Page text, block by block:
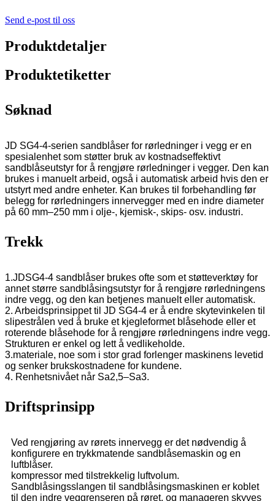
Send e-post til oss
Produktdetaljer
Produktetiketter
Søknad
JD SG4-4-serien sandblåser for rørledninger i vegg er en
spesialenhet som støtter bruk av kostnadseffektivt
sandblåseutstyr for å rengjøre rørledninger i vegger. Den kan
brukes i manuelt arbeid, også i automatisk arbeid hvis den er
utstyrt med andre enheter. Kan brukes til forbehandling før
belegg for rørledningers innervegger med en indre diameter
på 60 mm–250 mm i olje-, kjemisk-, skips- osv. industri.
Trekk
1.JDSG4-4 sandblåser brukes ofte som et støtteverktøy for
annet større sandblåsingsutstyr for å rengjøre rørledningens
indre vegg, og den kan betjenes manuelt eller automatisk.
2. Arbeidsprinsippet til JD SG4-4 er å endre skytevinkelen til
slipestrålen ved å bruke et kjegleformet blåsehode eller et
roterende blåsehode for å rengjøre rørledningens indre vegg.
Strukturen er enkel og lett å vedlikeholde.
3.materiale, noe som i stor grad forlenger maskinens levetid
og senker brukskostnadene for kundene.
4. Renhetsnivået når Sa2,5–Sa3.
Driftsprinsipp
Ved rengjøring av rørets innervegg er det nødvendig å
konfigurere en trykkmatende sandblåsemaskin og en
luftblåser.
kompressor med tilstrekkelig luftvolum.
Sandblåsingsslangen til sandblåsingsmaskinen er koblet
til den indre veggrenseren på røret, og manageren skyves